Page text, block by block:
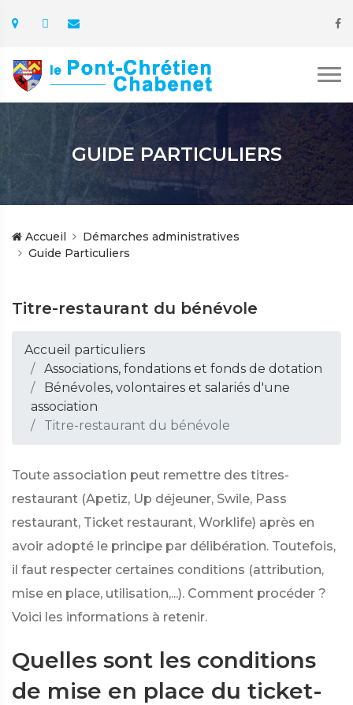
GUIDE PARTICULIERS
Accueil
Démarches administratives
Guide Particuliers
Titre-restaurant du bénévole
Accueil particuliers
Associations, fondations et fonds de dotation
Bénévoles, volontaires et salariés d'une
association
Titre-restaurant du bénévole
Toute association peut remettre des titres-
restaurant (Apetiz, Up déjeuner, Swile, Pass
restaurant, Ticket restaurant, Worklife) après en
avoir adopté le principe par délibération. Toutefois,
il faut respecter certaines conditions (attribution,
mise en place, utilisation,...). Comment procéder ?
Voici les informations à retenir.
Quelles sont les conditions
de mise en place du ticket-